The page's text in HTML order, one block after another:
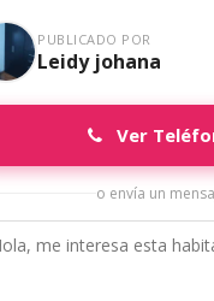
PUBLICADO POR
Leidy johana
Ver
o envía un